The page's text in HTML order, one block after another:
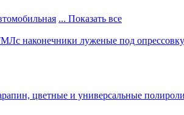
... Показать все
наконечники луженые под
цветные и универсальные полироли